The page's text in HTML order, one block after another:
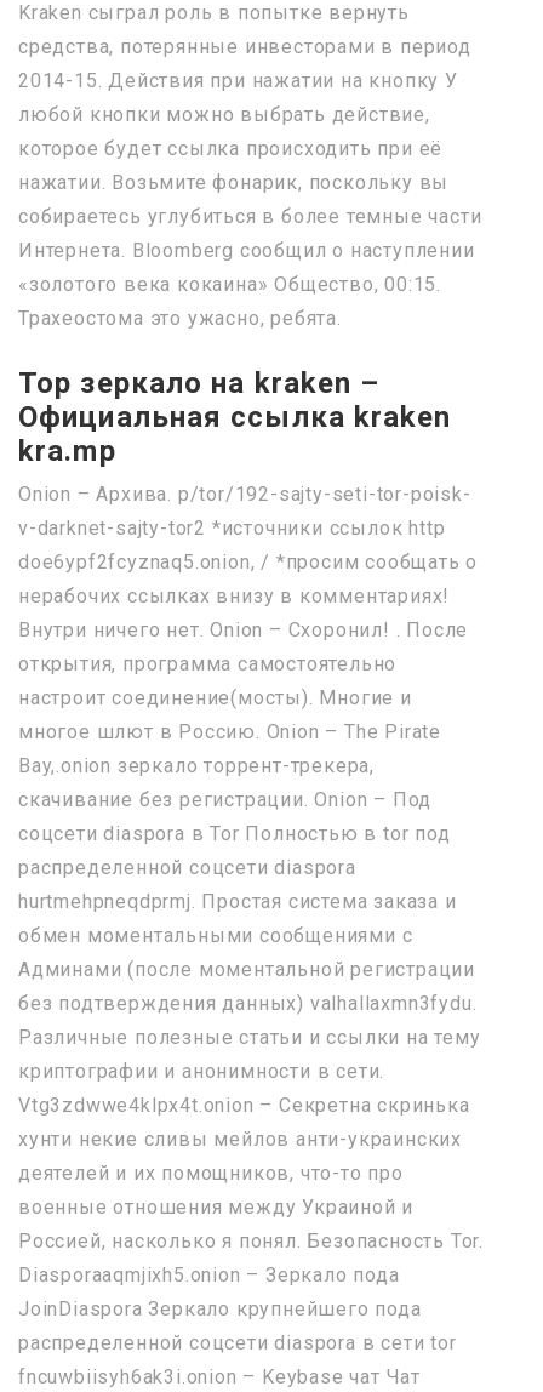
Kraken сыграл роль в попытке вернуть
средства, потерянные инвесторами в период
2014-15. Действия при нажатии на кнопку У
любой кнопки можно выбрать действие,
которое будет ссылка происходить при её
нажатии. Возьмите фонарик, поскольку вы
собираетесь углубиться в более темные части
Интернета. Bloomberg сообщил о наступлении
«золотого века кокаина» Общество, 00:15.
Трахеостома это ужасно, ребята.
Тор зеркало на kraken –
Официальная ссылка kraken
kra.mp
Onion – Архива. p/tor/192-sajty-seti-tor-poisk-
v-darknet-sajty-tor2 *источники ссылок http
doe6ypf2fcyznaq5.onion, / *просим сообщать о
нерабочих ссылках внизу в комментариях!
Внутри ничего нет. Onion – Схоронил! . После
открытия, программа самостоятельно
настроит соединение(мосты). Многие и
многое шлют в Россию. Onion – The Pirate
Bay,.onion зеркало торрент-трекера,
скачивание без регистрации. Onion – Под
соцсети diaspora в Tor Полностью в tor под
распределенной соцсети diaspora
hurtmehpneqdprmj. Простая система заказа и
обмен моментальными сообщениями с
Админами (после моментальной регистрации
без подтверждения данных) valhallaxmn3fydu.
Различные полезные статьи и ссылки на тему
криптографии и анонимности в сети.
Vtg3zdwwe4klpx4t.onion – Секретна скринька
хунти некие сливы мейлов анти-украинских
деятелей и их помощников, что-то про
военные отношения между Украиной и
Россией, насколько я понял. Безопасность Tor.
Diasporaaqmjixh5.onion – Зеркало пода
JoinDiaspora Зеркало крупнейшего пода
распределенной соцсети diaspora в сети tor
fncuwbiisyh6ak3i.onion – Keybase чат Чат